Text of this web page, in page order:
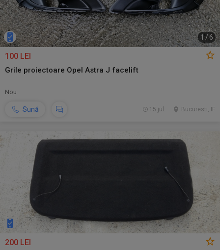
1 /6
100 LEI
Grile proiectoare Opel Astra J facelift
Nou
Sună Bucuresti, IF
15 jul.
200 LEI